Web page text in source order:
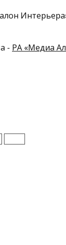
- РА «Медиа